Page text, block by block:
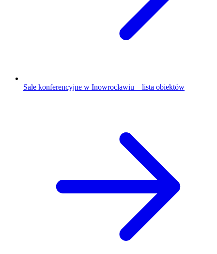
Sale konferencyjne w Inowrocławiu – lista obiektów